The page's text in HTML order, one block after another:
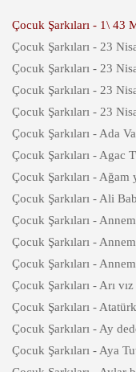
Çocuk Şarkıları - 1\ 43
Çocuk Şarkıları - 23
Çocuk Şarkıları - 23
Çocuk Şarkıları - 23
Çocuk Şarkıları - 23
Çocuk Şarkıları - Ada
Çocuk Şarkıları - Agac
Çocuk Şarkıları - Ağam
Çocuk Şarkıları - Ali
Çocuk Şarkıları -
Çocuk Şarkıları -
Çocuk Şarkıları -
Çocuk Şarkıları - Arı vız
Çocuk Şarkıları -
Çocuk Şarkıları - Ay
Çocuk Şarkıları - Aya